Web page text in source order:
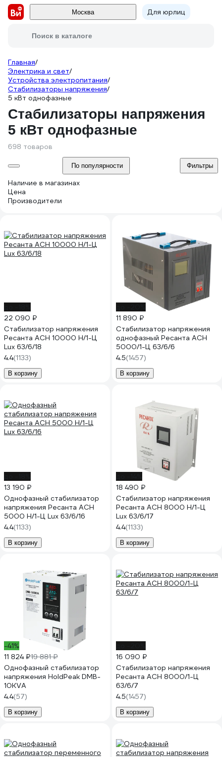
Москва Для юрлиц
Поиск в каталоге
Главная/
Электрика и свет/
Устройства электропитания/
Стабилизаторы напряжения/
5 кВт однофазные
Стабилизаторы напряжения
5 кВт однофазные
698 товаров
По популярности Фильтры
Наличие в магазинах
Цена
Производители
22 090 ₽
Стабилизатор напряжения
Ресанта АСН 10000 Н/1-Ц
Lux 63/6/18
4.4(1133)
В корзину
11 890 ₽
Стабилизатор напряжения
однофазный Ресанта АСН
5000/1-Ц 63/6/6
4.5(1457)
В корзину
13 190 ₽
Однофазный стабилизатор
напряжения Ресанта АСН
5000 Н/1-Ц Lux 63/6/16
4.4(1133)
В корзину
18 490 ₽
Стабилизатор напряжения
Ресанта АСН 8000 Н/1-Ц
Lux 63/6/17
4.4(1133)
В корзину
-41%
11 824 ₽19 881 ₽
Однофазный стабилизатор
напряжения HoldPeak DMB-
10KVA
4.4(57)
В корзину
16 090 ₽
Стабилизатор напряжения
Ресанта АСН 8000/1-Ц
63/6/7
4.5(1457)
В корзину